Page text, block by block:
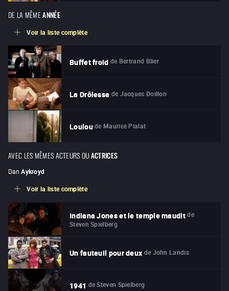
DE LA MÊME ANNÉE
Voir la liste complète
Buffet froid de Bertrand Blier
La Drôlesse de Jacques Doillon
Loulou de Maurice Pialat
AVEC LES MÊMES ACTEURS OUACTRICES
Dan Aykroyd
Voir la liste complète
Indiana Jones et le temple maudit de
Steven Spielberg
Un fauteuil pour deux de John Landis
1941 de Steven Spielberg